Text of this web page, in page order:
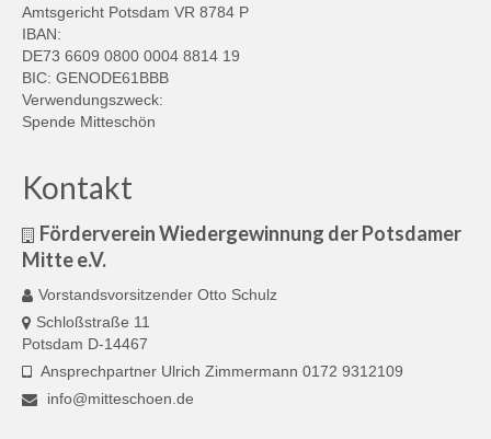
Amtsgericht Potsdam VR 8784 P
IBAN:
DE73 6609 0800 0004 8814 19
BIC: GENODE61BBB
Verwendungszweck:
Spende Mitteschön
Kontakt
Förderverein Wiedergewinnung der Potsdamer
Mitte e.V.
Vorstandsvorsitzender Otto Schulz
Schloßstraße 11
Potsdam D-14467
Ansprechpartner Ulrich Zimmermann 0172 9312109
info@mitteschoen.de